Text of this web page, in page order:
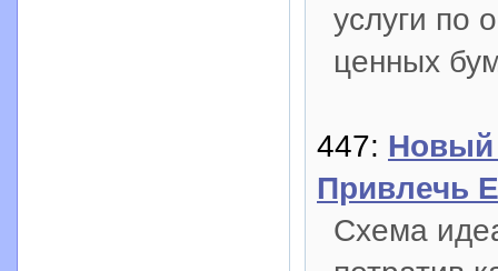
услуги по
ценных
447: Новый
Привлечь
Схема